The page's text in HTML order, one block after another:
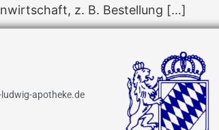
z. B. Bestellung […]
apotheke.de